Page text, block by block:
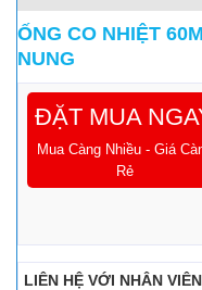
ỐNG CO NHIỆT
NUNG
ĐẶT MUA
Mua Càng Nhiều - Giá
Rẻ
LIÊN HỆ VỚI NHÂN